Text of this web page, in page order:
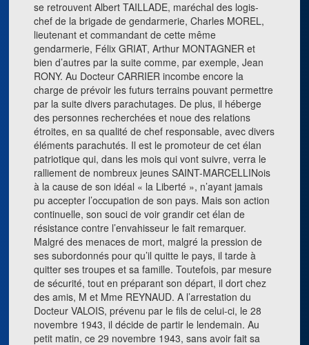
se retrouvent Albert TAILLADE, maréchal des logis-
chef de la brigade de gendarmerie, Charles MOREL,
lieutenant et commandant de cette même
gendarmerie, Félix GRIAT, Arthur MONTAGNER et
bien d’autres par la suite comme, par exemple, Jean
RONY. Au Docteur CARRIER incombe encore la
charge de prévoir les futurs terrains pouvant permettre
par la suite divers parachutages. De plus, il héberge
des personnes recherchées et noue des relations
étroites, en sa qualité de chef responsable, avec divers
éléments parachutés. Il est le promoteur de cet élan
patriotique qui, dans les mois qui vont suivre, verra le
ralliement de nombreux jeunes SAINT-MARCELLINois
à la cause de son idéal « la Liberté », n’ayant jamais
pu accepter l’occupation de son pays. Mais son action
continuelle, son souci de voir grandir cet élan de
résistance contre l’envahisseur le fait remarquer.
Malgré des menaces de mort, malgré la pression de
ses subordonnés pour qu’il quitte le pays, il tarde à
quitter ses troupes et sa famille. Toutefois, par mesure
de sécurité, tout en préparant son départ, il dort chez
des amis, M et Mme REYNAUD. A l’arrestation du
Docteur VALOIS, prévenu par le fils de celui-ci, le 28
novembre 1943, il décide de partir le lendemain. Au
petit matin, ce 29 novembre 1943, sans avoir fait sa